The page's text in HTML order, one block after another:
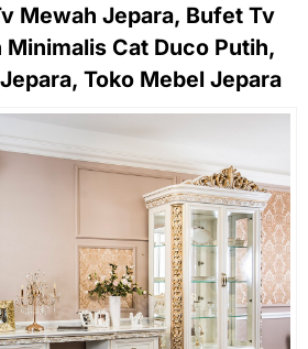
Mewah Jepara, Bufet Tv
Minimalis Cat Duco Putih,
Toko Mebel Jepara